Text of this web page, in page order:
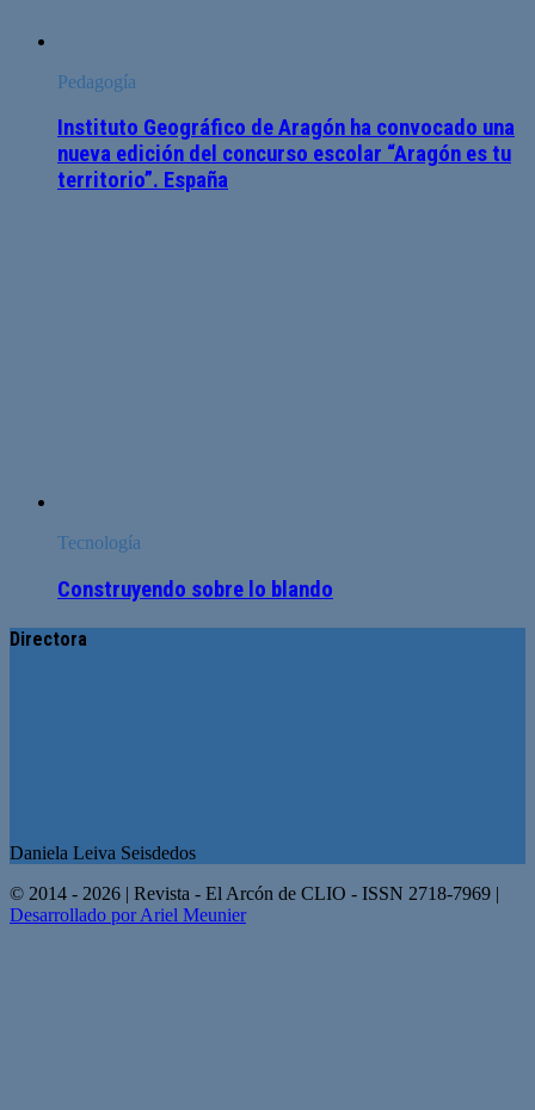
Pedagogía
Instituto Geográfico de Aragón ha convocado una
nueva edición del concurso escolar “Aragón es tu
territorio”. España
Tecnología
Construyendo sobre lo blando
Directora
Daniela Leiva Seisdedos
© 2014 - 2026 | Revista - El Arcón de CLIO - ISSN 2718-7969 |
Desarrollado por Ariel Meunier